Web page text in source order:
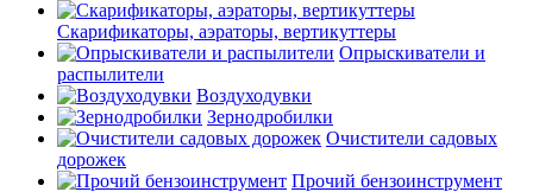
Скарификаторы, аэраторы, вертикуттеры
Опрыскиватели и
распылители
Воздуходувки
Зернодробилки
Очистители садовых
дорожек
Прочий бензоинструмент